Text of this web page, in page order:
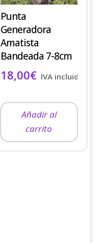
Punta
Generadora
Amatista
Bandeada 7-8cm
18,00€ IVA incluido
Añadir al
carrito